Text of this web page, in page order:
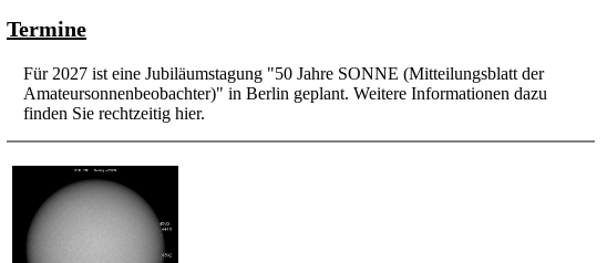
Termine
Für 2027 ist eine Jubiläumstagung "50 Jahre SONNE (Mitteilungsblatt der
Amateursonnenbeobachter)" in Berlin geplant. Weitere Informationen dazu
finden Sie rechtzeitig hier.